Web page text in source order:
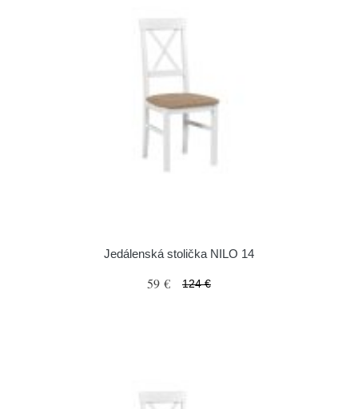
Jedálenská stolička NILO 14
59 € 124 €